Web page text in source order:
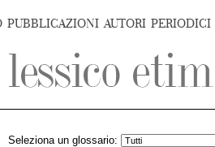
PUBBLICAZIONI AUTORI PERIODICI
Seleziona un glossario: